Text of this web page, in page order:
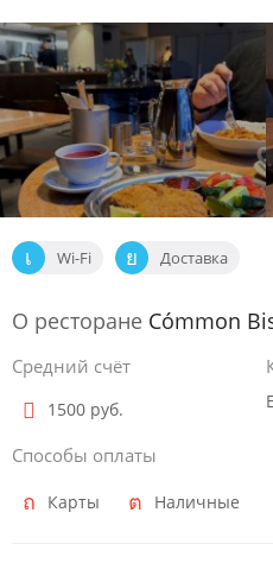
Wi-Fi Доставка
О ресторане Cómmon
Средний счёт
1500 руб.
Способы оплаты
Карты Наличные